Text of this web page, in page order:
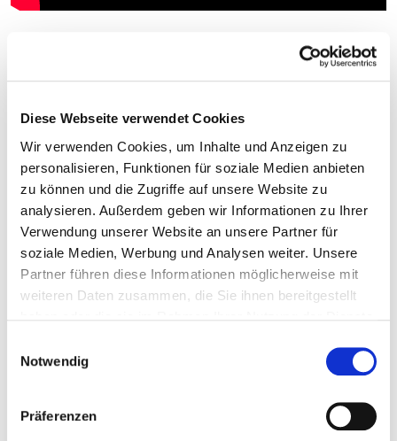
Diese Webseite verwendet Cookies
Wir verwenden Cookies, um Inhalte und Anzeigen zu
personalisieren, Funktionen für soziale Medien anbieten
zu können und die Zugriffe auf unsere Website zu
analysieren. Außerdem geben wir Informationen zu Ihrer
Verwendung unserer Website an unsere Partner für
soziale Medien, Werbung und Analysen weiter. Unsere
Partner führen diese Informationen möglicherweise mit
weiteren Daten zusammen, die Sie ihnen bereitgestellt
Cookies, wenn Sie unsere Webseite weiterhin nutzen.
Notwendig
Präferenzen
Ansprechpartner
Steffen Krauth
Tel: 05205 74 2551